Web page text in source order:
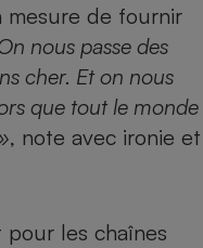
mesure de fournir
nous passe des
cher. Et on nous
que tout le monde
, note avec ironie et
les chaînes
Robot ménager